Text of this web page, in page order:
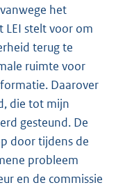
het
LEI stelt voor om
terug te
ruimte voor
Daarover
die tot mijn
gesteund. De
door tijdens de
probleem
en de commissie